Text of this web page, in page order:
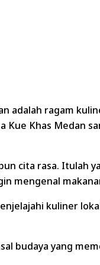
adalah ragam
Khas Medan
cita rasa. Itulah
mengenal
kuliner
budaya yang